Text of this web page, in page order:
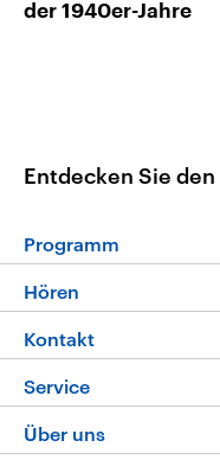
der 1940er-Jahre
Entdecken Sie
Programm
Programm
Die
Neue Beiträge
Hören
Livestream
Podcasts
Kontakt
Hörerservice
Service
FAQ
Über uns